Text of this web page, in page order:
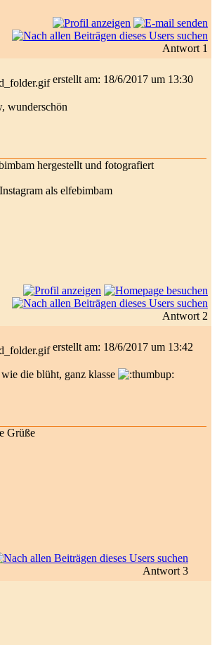
Antwort 1
erstellt am: 18/6/2017 um 13:30
wunderschön
hergestellt und fotografiert
als elfebimbam
Antwort 2
erstellt am: 18/6/2017 um 13:42
die blüht, ganz klasse
Grüße
Antwort 3